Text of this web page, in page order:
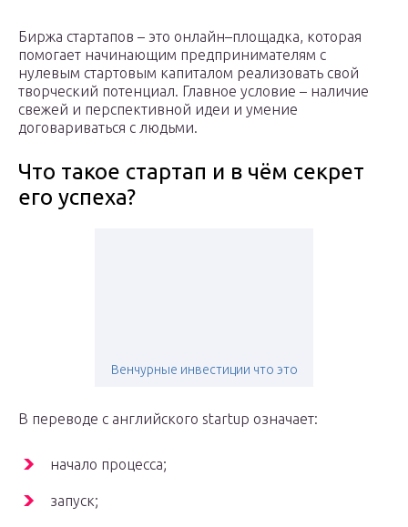
Биржа стартапов – это онлайн–площадка, которая
помогает начинающим предпринимателям с
нулевым стартовым капиталом реализовать свой
творческий потенциал. Главное условие – наличие
свежей и перспективной идеи и умение
договариваться с людьми.
Что такое стартап и в чём секрет
его успеха?
Венчурные инвестиции что это
В переводе с английского startup означает:
начало процесса;
запуск;